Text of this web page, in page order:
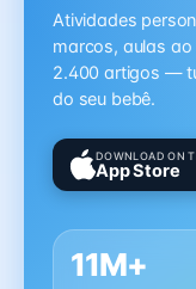
Atividades
marcos, aulas
2.400 artigos —
do seu bebê.
DOWNLOAD ON
App Store
11M+